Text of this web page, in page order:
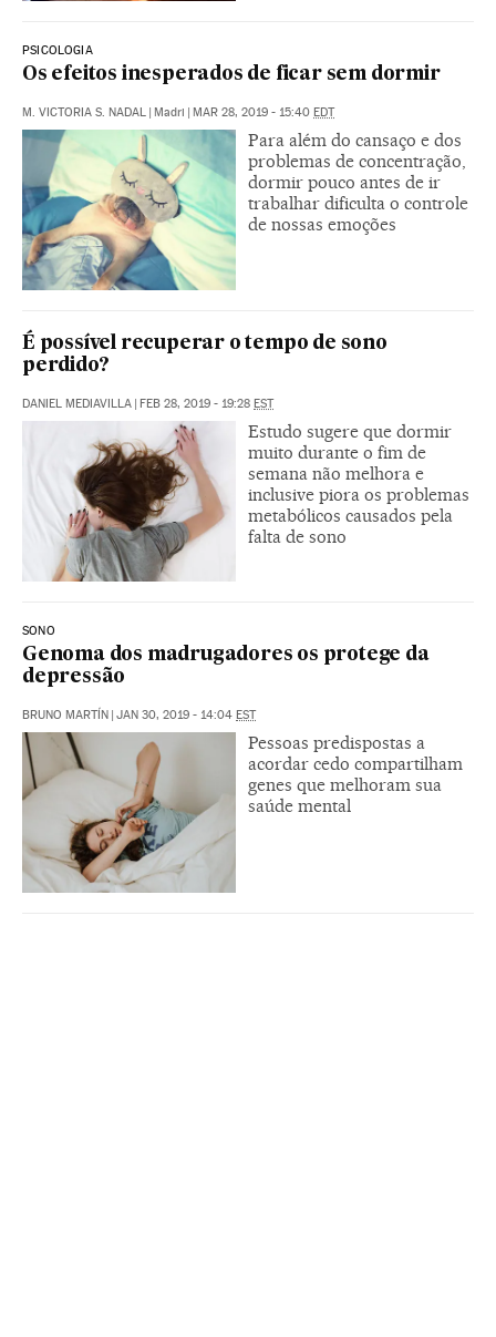
PSICOLOGIA
Os efeitos inesperados de ficar sem dormir
M. VICTORIA S. NADAL | Madri | MAR 28, 2019 - 15:40 EDT
Para além do cansaço e dos
problemas de concentração,
dormir pouco antes de ir
trabalhar dificulta o controle
de nossas emoções
É possível recuperar o tempo de sono
perdido?
DANIEL MEDIAVILLA | FEB 28, 2019 - 19:28 EST
Estudo sugere que dormir
muito durante o fim de
semana não melhora e
inclusive piora os problemas
metabólicos causados pela
falta de sono
SONO
Genoma dos madrugadores os protege da
depressão
BRUNO MARTÍN | JAN 30, 2019 - 14:04 EST
Pessoas predispostas a
acordar cedo compartilham
genes que melhoram sua
saúde mental